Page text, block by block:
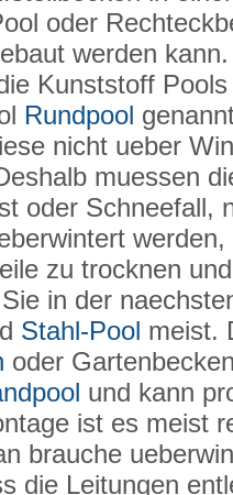
oder
werden
Kunststoff
Rundpool
nicht ueber
muessen
oder Schneefall,
zu trocknen
in der
Stahl-Pool meist.
oder
und kann
ist es meist
brauche
die Leitungen